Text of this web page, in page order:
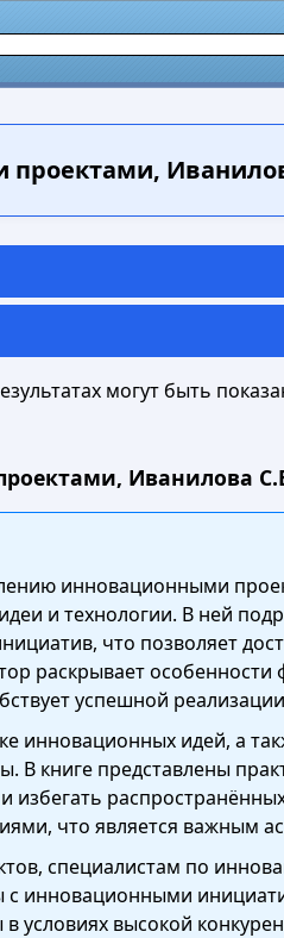
могут быть
Иванилова
инновационными
и технологии. В ней
что позволяет
раскрывает
успешной
инновационных идей, а
книге представлены
избегать
что является важным
специалистам по
инновационными
высокой